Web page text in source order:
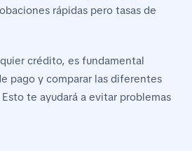
rápidas pero tasas de
crédito, es fundamental
pago y comparar las diferentes
te ayudará a evitar problemas